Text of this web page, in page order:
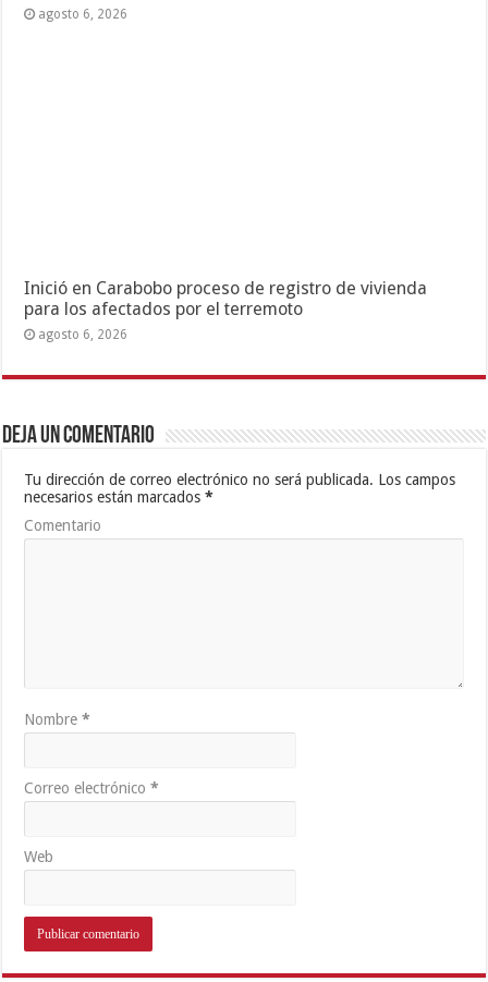
agosto 6, 2026
Inició en Carabobo proceso de registro de vivienda
para los afectados por el terremoto
agosto 6, 2026
Deja un comentario
Tu dirección de correo electrónico no será publicada. Los campos
necesarios están marcados*
Comentario
Nombre*
Correo electrónico*
Web